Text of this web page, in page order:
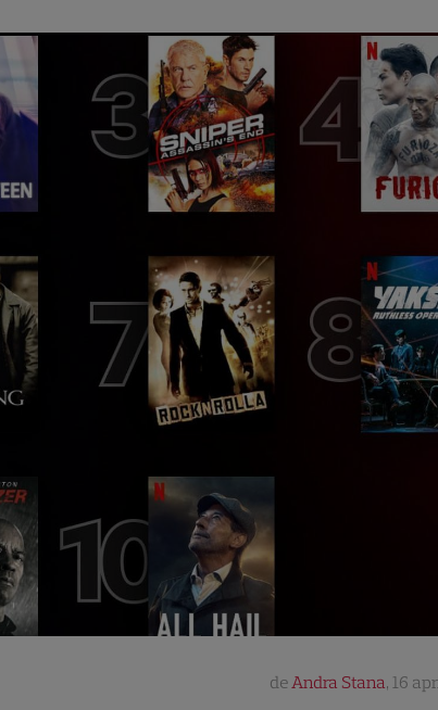
deAndra Stana, 16